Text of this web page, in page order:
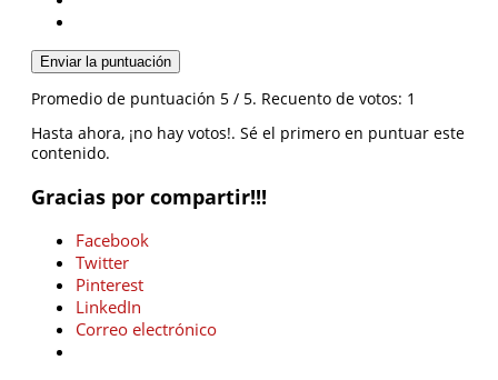
Enviar la puntuación
Promedio de puntuación 5 / 5. Recuento de votos: 1
Hasta ahora, ¡no hay votos!. Sé el primero en puntuar este
contenido.
Gracias por compartir!!!
Facebook
Twitter
Pinterest
LinkedIn
Correo electrónico